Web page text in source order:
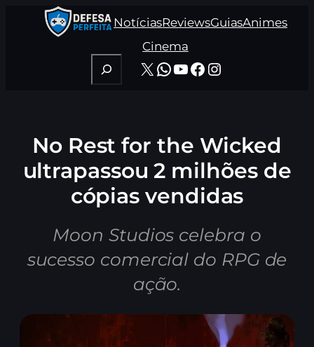
NotíciasReviewsGuiasAnimes
Cinema
Pesquisar
X WhatsApp
Youtube
Facebook
Instagram
No Rest for the Wicked
ultrapassou 2 milhões de
cópias vendidas
Moon Studios celebra o
sucesso comercial do RPG de
ação.